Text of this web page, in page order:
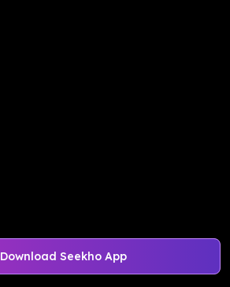
Download Seekho App